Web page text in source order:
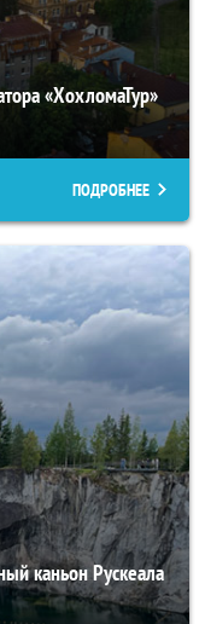
«ХохломаТур»
ПОДРОБНЕЕ
каньон Рускеала